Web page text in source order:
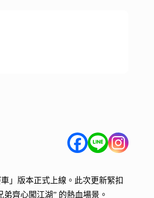
」版本正式上線。此次更新緊扣
齊心闖江湖” 的熱血場景。